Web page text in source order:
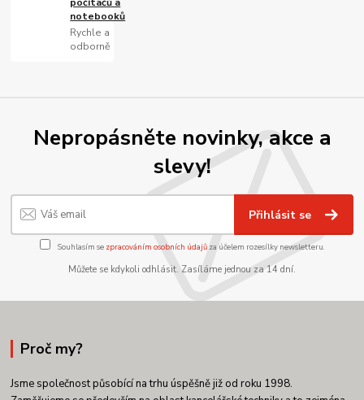
notebooků
Rychle a
odborně
Nepropásněte novinky, akce a
slevy!
Přihlásit se
Souhlasím se zpracováním osobních údajůza účelem rozesílky newsletteru.
Můžete se kdykoli odhlásit. Zasíláme jednou za 14 dní.
Proč my?
Jsme společnost působící na trhu úspěšně již od roku 1998.